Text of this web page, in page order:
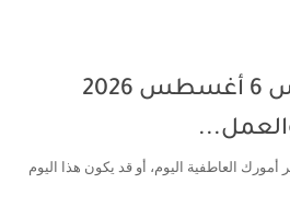
أبراج اليوم الخميس 6 أغسطس 2026
العاطفية اليوم، أو قد يكون هذا اليوم